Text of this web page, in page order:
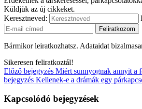
Küldjük az új cikkeket.
Keresztneved:
Bármikor leiratkozhatsz. Adataidat
Sikeresen feliratkoztál!
Előző bejegyzés Miért sunnyognak annyit a
bejegyzés Kellenek-e a drámák egy
Kapcsolódó bejegyzések